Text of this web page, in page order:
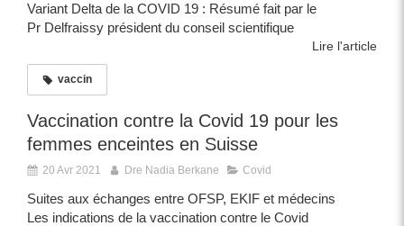
Variant Delta de la COVID 19 : Résumé fait par le
Pr Delfraissy président du conseil scientifique
Lire l'article
vaccin
Vaccination contre la Covid 19 pour les
femmes enceintes en Suisse
20 Avr 2021 Dre Nadia Berkane Covid
Suites aux échanges entre OFSP, EKIF et médecins
Les indications de la vaccination contre le Covid